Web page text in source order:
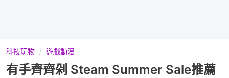
科技玩物 遊戲動漫
有手齊齊剁 Steam Summer Sale推薦